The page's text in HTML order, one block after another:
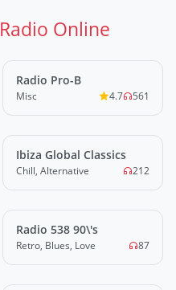
Radio Online
LIVE
Radio Pro-B
Misc 4.7 561
LIVE
Ibiza Global Classics
Chill, Alternative 212
LIVE
Radio 538 90\'s
Retro, Blues, Love 87